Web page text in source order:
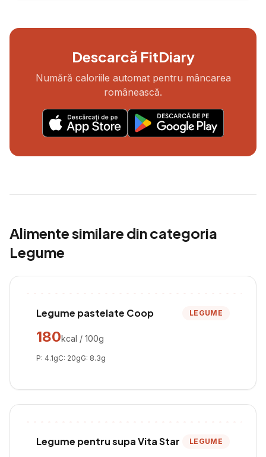
Descarcă FitDiary
Numără caloriile automat pentru mâncarea
românească.
Alimente similare din categoria
Legume
Legume pastelate Coop LEGUME
180kcal / 100g
P: 4.1gC: 20gG: 8.3g
Legume pentru supa Vita Star LEGUME